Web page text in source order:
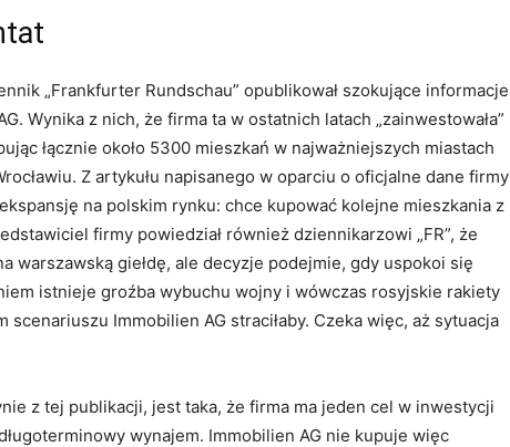
„Frankfurter Rundschau” opublikował szokujące informacje
Wynika z nich, że firma ta w ostatnich latach „zainwestowała”
łącznie około 5300 mieszkań w najważniejszych miastach
Z artykułu napisanego w oparciu o oficjalne dane firmy
na polskim rynku: chce kupować kolejne mieszkania z
firmy powiedział również dziennikarzowi „FR”, że
warszawską giełdę, ale decyzje podejmie, gdy uspokoi się
istnieje groźba wybuchu wojny i wówczas rosyjskie rakiety
scenariuszu Immobilien AG straciłaby. Czeka więc, aż sytuacja
z tej publikacji, jest taka, że firma ma jeden cel w inwestycji
wynajem. Immobilien AG nie kupuje więc